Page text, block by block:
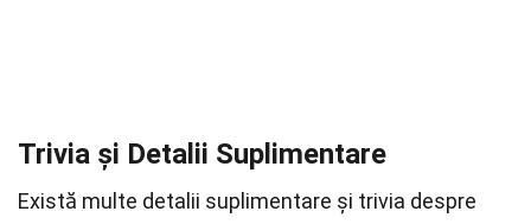
Trivia și Detalii Suplimentare
Există multe detalii suplimentare și trivia despre